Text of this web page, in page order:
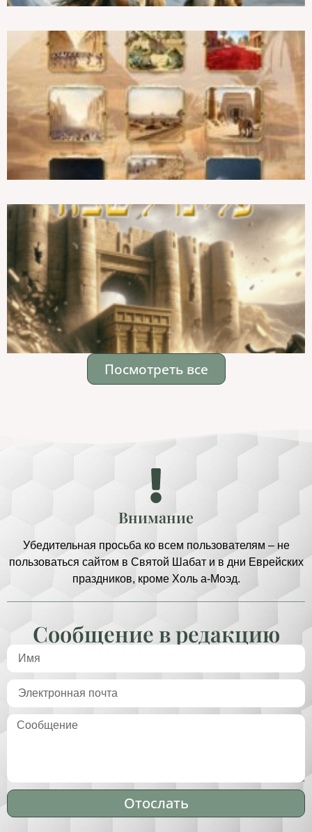
Посмотреть все
Внимание
Убедительная просьба ко всем пользователям – не
пользоваться сайтом в Святой Шабат и в дни Еврейских
праздников, кроме Холь а-Моэд.
Сообщение в редакцию
Отослать